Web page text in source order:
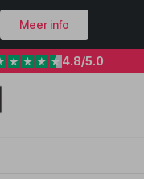
Meer info
4.8/5.0